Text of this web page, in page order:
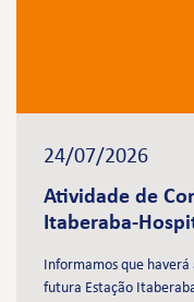
24/07/2026
Atividade de
Itaberaba-
Informamos que
futura Estação